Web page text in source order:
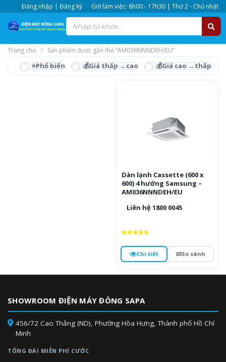
Đăng nhập | Đăng ký Giờ làm việc: 8h00 - 17h30 | Thứ 2 - Chủ nhật
Trang chủ Sản phẩm được gắn thẻ “AM036NNNDEH/EU”
AM036NNNDEH/EU
Dàn lạnh Cassette (600 x
600) 4 hướng Samsung –
AM036NNNDEH/EU
Liên hệ 1800 0045
5 saoChi tiết So sánh
SHOWROOM ĐIỆN MÁY ĐÔNG SAPA
456/72 Cao Thắng (ND), Phường Hòa Hưng, Thành phố Hồ Chí
Minh
TỔNG ĐÀI MIỄN PHÍ CƯỚC